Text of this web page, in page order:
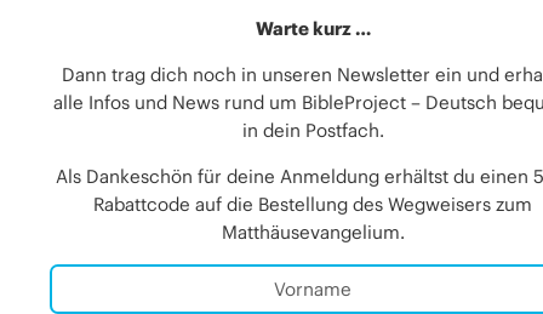
Warte kurz …
Dann trag dich noch in unseren Newsletter ein und
alle Infos und News rund um BibleProject – Deutsch
in dein Postfach.
Als Dankeschön für deine Anmeldung erhältst du einen
Rabattcode auf die Bestellung des Wegweisers zum
Matthäusevangelium.